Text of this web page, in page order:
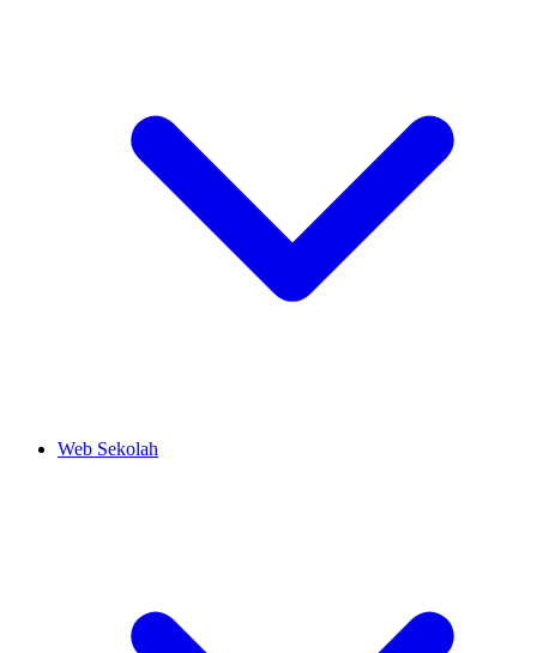
Web Sekolah